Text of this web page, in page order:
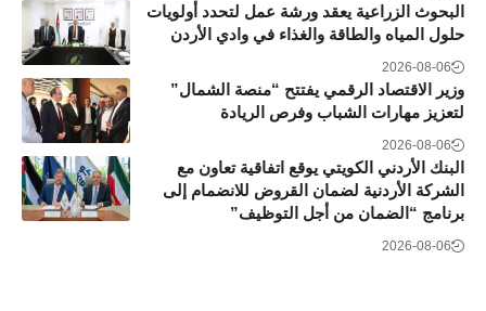
البحوث الزراعية يعقد ورشة عمل لتحدد أولويات
حلول المياه والطاقة والغذاء في وادي الأردن
2026-08-06
وزير الاقتصاد الرقمي يفتتح “منصة الشمال”
لتعزيز مهارات الشباب وفرص الريادة
2026-08-06
البنك الأردني الكويتي يوقع اتفاقية تعاون مع
الشركة الأردنية لضمان القروض للانضمام إلى
برنامج “الضمان من أجل التوظيف”
2026-08-06